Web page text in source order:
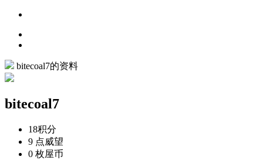
bitecoal7的资料
bitecoal7
18积分
9 点威望
0 枚屋币